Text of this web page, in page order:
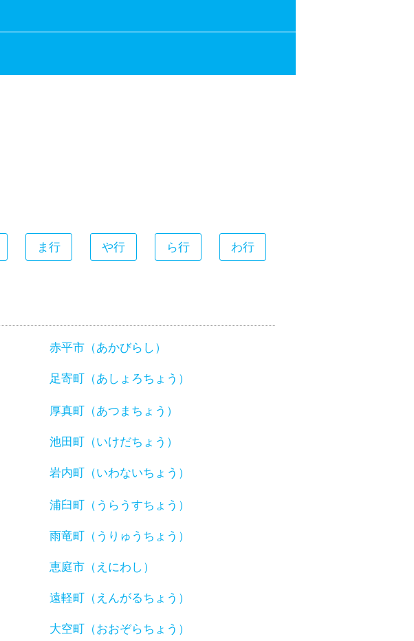
ま行 や行 ら行 わ行
赤平市（あかびらし）
足寄町（あしょろちょう）
厚真町（あつまちょう）
池田町（いけだちょう）
岩内町（いわないちょう）
浦臼町（うらうすちょう）
雨竜町（うりゅうちょう）
恵庭市（えにわし）
遠軽町（えんがるちょう）
大空町（おおぞらちょう）